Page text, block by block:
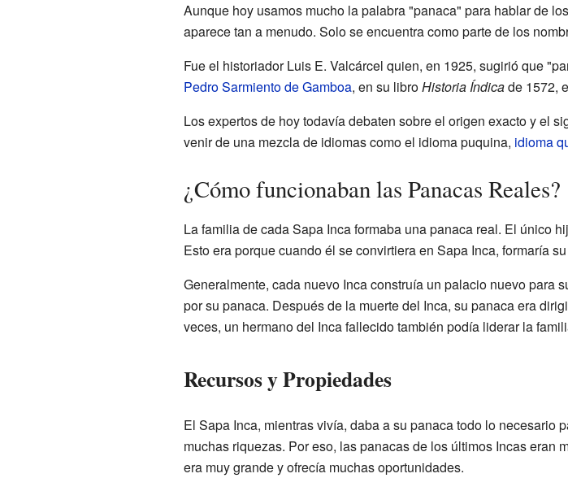
Aunque hoy usamos mucho la palabra "panaca" para hablar de
aparece tan a menudo. Solo se encuentra como parte de los
Fue el historiador Luis E. Valcárcel quien, en 1925, sugirió que
Pedro Sarmiento de Gamboa, en su libroHistoria Índicade 1572,
Los expertos de hoy todavía debaten sobre el origen exacto y el
venir de una mezcla de idiomas como el idioma puquina, idioma
¿Cómo funcionaban las Panacas Reales?
La familia de cada Sapa Inca formaba una panaca real. El único
Esto era porque cuando él se convirtiera en Sapa Inca, formaría
Generalmente, cada nuevo Inca construía un palacio nuevo para
por su panaca. Después de la muerte del Inca, su panaca era
veces, un hermano del Inca fallecido también podía liderar la
Recursos y Propiedades
El Sapa Inca, mientras vivía, daba a su panaca todo lo necesario
muchas riquezas. Por eso, las panacas de los últimos Incas eran
era muy grande y ofrecía muchas oportunidades.